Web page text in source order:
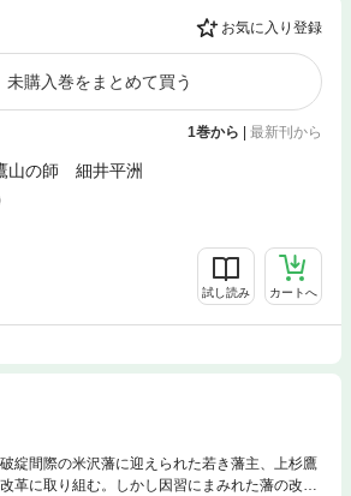
お気に入り登録
未購入巻をまとめて買う
1巻から | 最新刊から
山の師 細井平洲
試し読み カートへ
綻間際の米沢藩に迎えられた若き藩主、上杉鷹
革に取り組む。しかし因習にまみれた藩の改革